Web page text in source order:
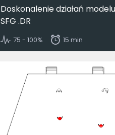
Doskonalenie działań
SFG .DR
75 - 100% 15 min